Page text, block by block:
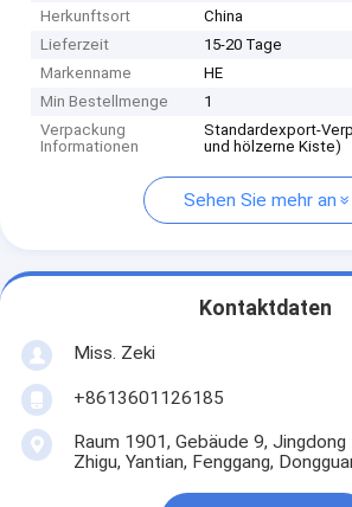
Herkunftsort
China
Lieferzeit
15-20 Tage
Markenname
HE
Min Bestellmenge
1
Verpackung
Informationen
Standardexport-
und hölzerne Kiste)
Sehen Sie mehr an
Kontaktdaten
Miss. Zeki
+8613601126185
Raum 1901, Gebäude 9,
Zhigu, Yantian, Fenggang,